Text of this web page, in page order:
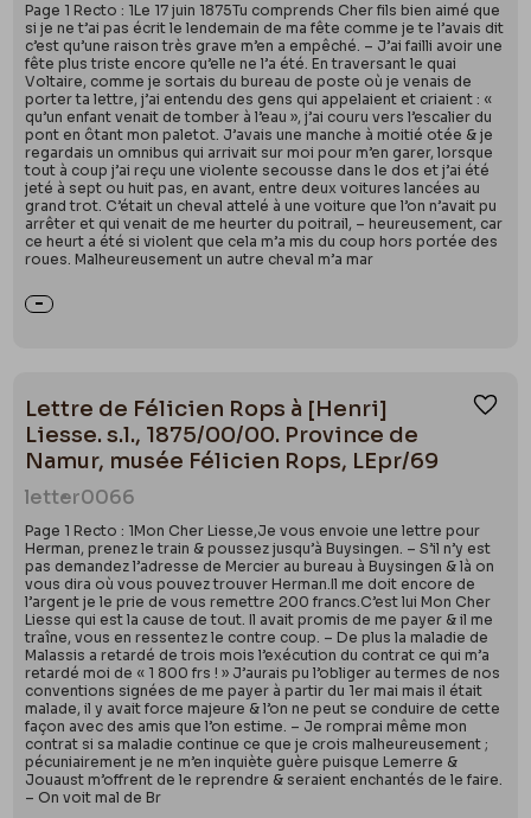
Page 1 Recto : 1Le 17 juin 1875Tu comprends Cher fils bien aimé que
si je ne t’ai pas écrit le lendemain de ma fête comme je te l’avais dit
c’est qu’une raison très grave m’en a empêché. – J’ai failli avoir une
fête plus triste encore qu’elle ne l’a été. En traversant le quai
Voltaire, comme je sortais du bureau de poste où je venais de
porter ta lettre, j’ai entendu des gens qui appelaient et criaient : «
qu’un enfant venait de tomber à l’eau », j’ai couru vers l’escalier du
pont en ôtant mon paletot. J’avais une manche à moitié otée & je
regardais un omnibus qui arrivait sur moi pour m’en garer, lorsque
tout à coup j’ai reçu une violente secousse dans le dos et j’ai été
jeté à sept ou huit pas, en avant, entre deux voitures lancées au
grand trot. C’était un cheval attelé à une voiture que l’on n’avait pu
arrêter et qui venait de me heurter du poitrail, – heureusement, car
ce heurt a été si violent que cela m’a mis du coup hors portée des
roues. Malheureusement un autre cheval m’a mar
Lettre de Félicien Rops à [Henri]
Liesse. s.l., 1875/00/00. Province de
Namur, musée Félicien Rops, LEpr/69
letter0066
Page 1 Recto : 1Mon Cher Liesse,Je vous envoie une lettre pour
Herman, prenez le train & poussez jusqu’à Buysingen. – S’il n’y est
pas demandez l’adresse de Mercier au bureau à Buysingen & là on
vous dira où vous pouvez trouver Herman.Il me doit encore de
l’argent je le prie de vous remettre 200 francs.C’est lui Mon Cher
Liesse qui est la cause de tout. Il avait promis de me payer & il me
traîne, vous en ressentez le contre coup. – De plus la maladie de
Malassis a retardé de trois mois l’exécution du contrat ce qui m’a
retardé moi de « 1 800 frs ! » J’aurais pu l’obliger au termes de nos
conventions signées de me payer à partir du 1er mai mais il était
malade, il y avait force majeure & l’on ne peut se conduire de cette
façon avec des amis que l’on estime. – Je romprai même mon
contrat si sa maladie continue ce que je crois malheureusement ;
pécuniairement je ne m’en inquiète guère puisque Lemerre &
Jouaust m’offrent de le reprendre & seraient enchantés de le faire.
– On voit mal de Br